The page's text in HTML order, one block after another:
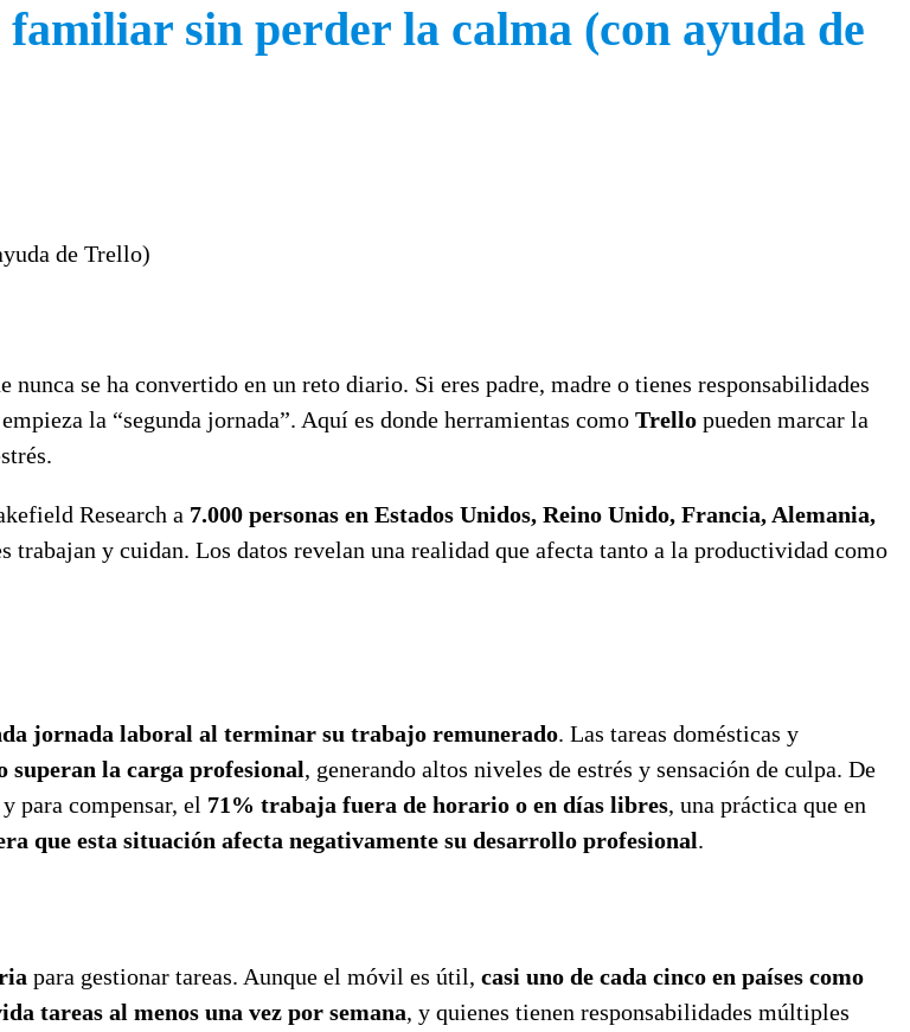
sin perder la calma (con ayuda de
se ha convertido en un reto diario. Si eres padre, madre o tienes responsabilidades
la “segunda jornada”. Aquí es donde herramientas como Trello pueden marcar la
Research a 7.000 personas en Estados Unidos, Reino Unido, Francia, Alemania,
trabajan y cuidan. Los datos revelan una realidad que afecta tanto a la productividad como
jornada laboral al terminar su trabajo remunerado. Las tareas domésticas y
superan la carga profesional, generando altos niveles de estrés y sensación de culpa. De
y para compensar, el 71% trabaja fuera de horario o en días libres, una práctica que en
que esta situación afecta negativamente su desarrollo profesional.
para gestionar tareas. Aunque el móvil es útil, casi uno de cada cinco en países como
tareas al menos una vez por semana, y quienes tienen responsabilidades múltiples